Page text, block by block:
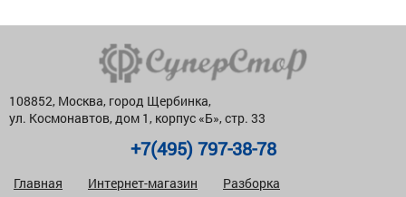
108852, Москва, город Щербинка,
ул. Космонавтов, дом 1, корпус «Б», стр. 33
+7(495) 797-38-78
Главная Интернет-магазин
Разборка